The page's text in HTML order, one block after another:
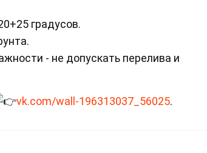
градусов.
- не допускать перелива и
vk.com/wall-196313037_56025.